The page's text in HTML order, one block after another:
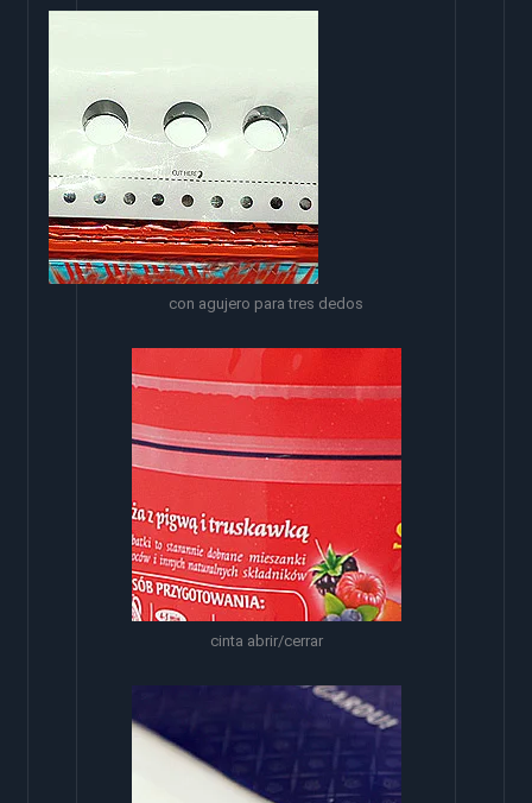
con agujero para tres dedos
cinta abrir/cerrar